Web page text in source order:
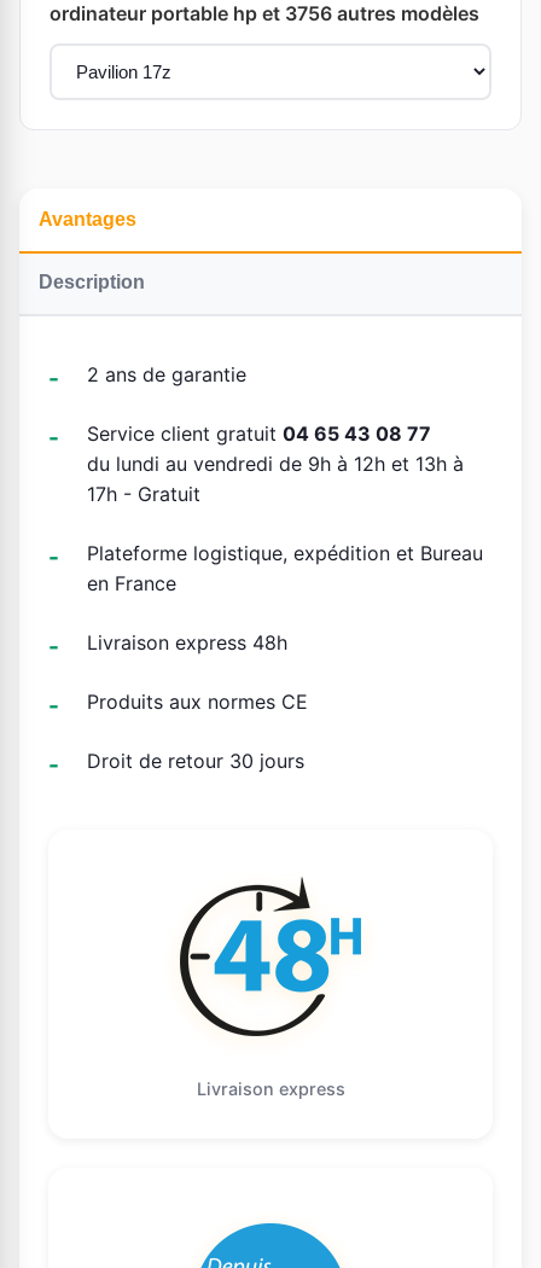
ordinateur portable hp et 3756 autres modèles
Avantages
Description
2 ans de garantie
Service client gratuit 04 65 43 08 77
du lundi au vendredi de 9h à 12h et 13h à
17h - Gratuit
Plateforme logistique, expédition et Bureau
en France
Livraison express 48h
Produits aux normes CE
Droit de retour 30 jours
Livraison express